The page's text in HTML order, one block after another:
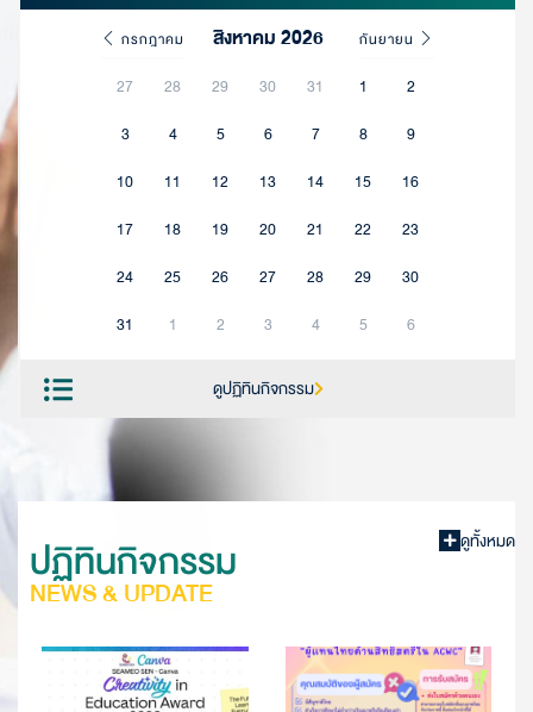
กรกฎาคม สิงหาคม 2026 กันยายน
27 28 29 30 31 1
2
3
4 5 6 7 8
9
10
11 12 13 14 15
16
17
18 19 20 21 22
23
24
25 26 27 28 29
30
31
1 2 3 4 5 6
ดูปฏิทินกิจกรรม
ดูทั้งหมด
ปฏิทินกิจกรรม
NEWS & UPDATE